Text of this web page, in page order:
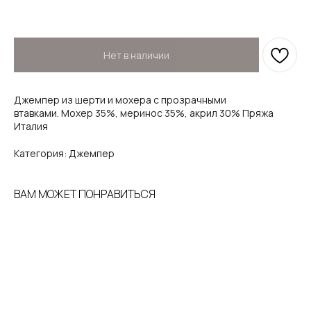
Нет в наличии
Джемпер из шерти и мохера с прозрачными
втавками. Мохер 35%, меринос 35%, акрил 30% Пряжа
Италия
Категория: Джемпер
ВАМ МОЖЕТ ПОНРАВИТЬСЯ